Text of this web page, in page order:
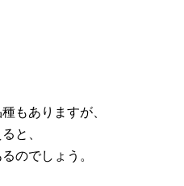
もありますが、
と、
のでしょう。